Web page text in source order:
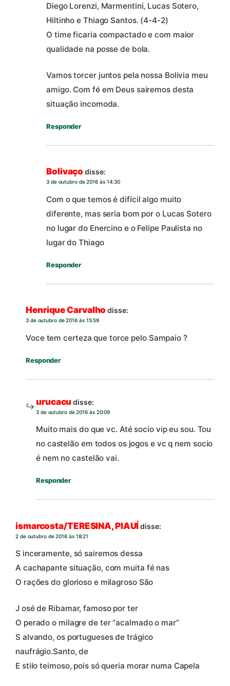
Diego Lorenzi, Marmentini, Lucas Sotero,
Hiltinho e Thiago Santos. (4-4-2)
O time ficaria compactado e com maior
qualidade na posse de bola.
Vamos torcer juntos pela nossa Bolivia meu
amigo. Com fé em Deus sairemos desta
situação incomoda.
Responder
Bolivaço disse:
3 de outubro de 2016 às 14:30
Com o que temos é difícil algo muito
diferente, mas seria bom por o Lucas Sotero
no lugar do Enercino e o Felipe Paulista no
lugar do Thiago
Responder
Henrique Carvalho disse:
3 de outubro de 2016 às 15:59
Voce tem certeza que torce pelo Sampaio ?
Responder
urucacudisse:
3 de outubro de 2016 às 20:09
Muito mais do que vc. Até socio vip eu sou. Tou
no castelão em todos os jogos e vc q nem socio
é nem no castelão vai.
Responder
ismarcosta/TERESINA, PIAUÍdisse:
2 de outubro de 2016 às 18:21
S inceramente, só sairemos dessa
A cachapante situação, com muita fé nas
O rações do glorioso e milagroso São
J osé de Ribamar, famoso por ter
O perado o milagre de ter “acalmado o mar”
S alvando, os portugueses de trágico
naufrágio.Santo, de
E stilo teimoso, pois só queria morar numa Capela